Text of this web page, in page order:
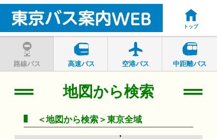
トップ
路線バス 高速バス 空港バス 中距離バス
地図から検索
＜地図から検索＞東京全域